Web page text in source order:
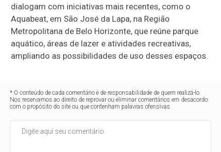
dialogam com iniciativas mais recentes, como o
Aquabeat, em São José da Lapa, na Região
Metropolitana de Belo Horizonte, que reúne parque
aquático, áreas de lazer e atividades recreativas,
ampliando as possibilidades de uso desses espaços.
* O conteúdo de cada comentário é de responsabilidade de quem realizá-lo.
Nos reservamos ao direito de reprovar ou eliminar comentários em desacordo
com o propósito do site ou que contenham palavras ofensivas.